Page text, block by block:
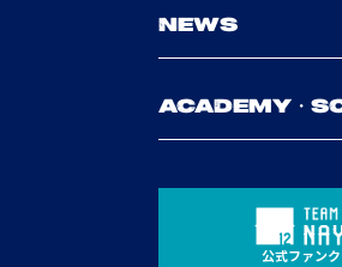
NEWS
ACADEMY・
公式ファン